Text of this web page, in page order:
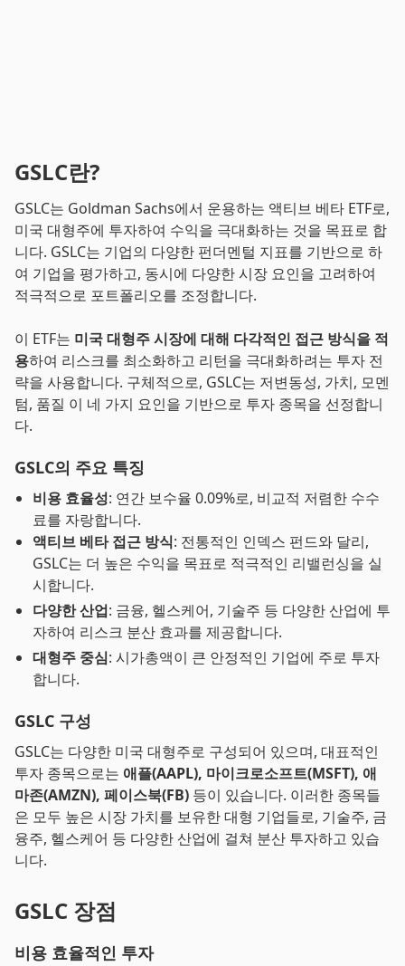
GSLC란?
GSLC는 Goldman Sachs에서 운용하는 액티브 베타 ETF로,
미국 대형주에 투자하여 수익을 극대화하는 것을 목표로 합
니다. GSLC는 기업의 다양한 펀더멘털 지표를 기반으로 하
여 기업을 평가하고, 동시에 다양한 시장 요인을 고려하여
적극적으로 포트폴리오를 조정합니다.
이 ETF는 미국 대형주 시장에 대해 다각적인 접근 방식을 적
용하여 리스크를 최소화하고 리턴을 극대화하려는 투자 전
략을 사용합니다. 구체적으로, GSLC는 저변동성, 가치, 모멘
텀, 품질 이 네 가지 요인을 기반으로 투자 종목을 선정합니
다.
GSLC의 주요 특징
비용 효율성: 연간 보수율 0.09%로, 비교적 저렴한 수수
료를 자랑합니다.
액티브 베타 접근 방식: 전통적인 인덱스 펀드와 달리,
GSLC는 더 높은 수익을 목표로 적극적인 리밸런싱을 실
시합니다.
다양한 산업: 금융, 헬스케어, 기술주 등 다양한 산업에 투
자하여 리스크 분산 효과를 제공합니다.
대형주 중심: 시가총액이 큰 안정적인 기업에 주로 투자
합니다.
GSLC 구성
GSLC는 다양한 미국 대형주로 구성되어 있으며, 대표적인
투자 종목으로는 애플(AAPL), 마이크로소프트(MSFT), 애
마존(AMZN), 페이스북(FB) 등이 있습니다. 이러한 종목들
은 모두 높은 시장 가치를 보유한 대형 기업들로, 기술주, 금
융주, 헬스케어 등 다양한 산업에 걸쳐 분산 투자하고 있습
니다.
GSLC 장점
비용 효율적인 투자